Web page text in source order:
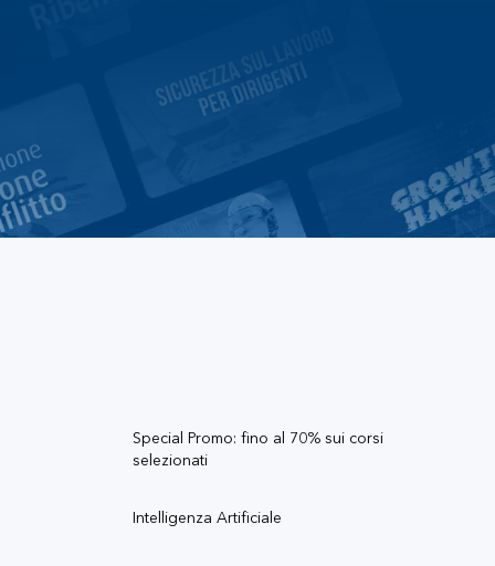
Special Promo: fino al 70% sui corsi
selezionati
Intelligenza Artificiale